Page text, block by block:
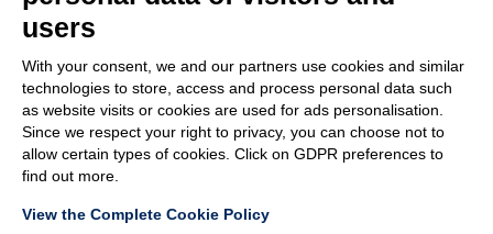
AZIENDA
POST VENDITA
LAVORA CON NOI
TERMINI & CONDIZIONI
NOTE LEGALI
WHISTLEBLOWING
users
With your consent, we and our partners use cookies and similar
technologies to store, access and process personal data such
as website visits or cookies are used for ads personalisation.
Since we respect your right to privacy, you can choose not to
allow certain types of cookies. Click on GDPR preferences to
find out more.
View the Complete Cookie Policy